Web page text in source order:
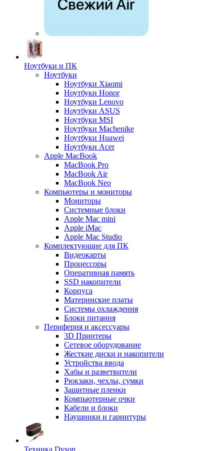
Ноутбуки и ПК
Ноутбуки
Ноутбуки Xiaomi
Ноутбуки Honor
Ноутбуки Lenovo
Ноутбуки ASUS
Ноутбуки MSI
Ноутбуки Machenike
Ноутбуки Huawei
Ноутбуки Acer
Apple MacBook
MacBook Pro
MacBook Air
MacBook Neo
Компьютеры и мониторы
Мониторы
Системные блоки
Apple Mac mini
Apple iMac
Apple Mac Studio
Комплектующие для ПК
Видеокарты
Процессоры
Оперативная память
SSD накопители
Корпуса
Материнские платы
Системы охлаждения
Блоки питания
Периферия и аксессуары
3D Принтеры
Сетевое оборудование
Жесткие диски и накопители
Устройства ввода
Хабы и разветвители
Рюкзаки, чехлы, сумки
Защитные пленки
Компьютерные очки
Кабели и блоки
Наушники и гарнитуры
Техника Dyson